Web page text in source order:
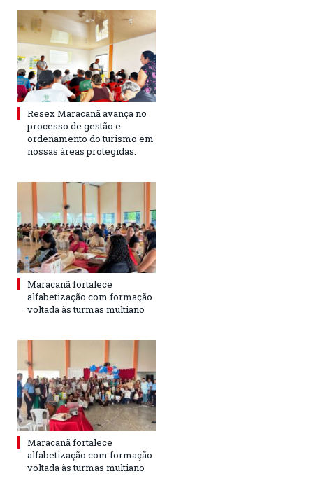
Resex Maracanã avança no
processo de gestão e
ordenamento do turismo em
nossas áreas protegidas.
Maracanã fortalece
alfabetização com formação
voltada às turmas multiano
Maracanã fortalece
alfabetização com formação
voltada às turmas multiano